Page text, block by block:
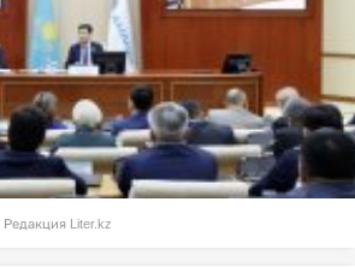
Редакция Liter.kz